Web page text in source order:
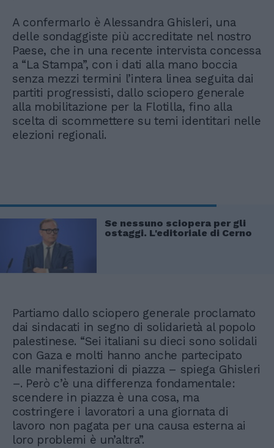
A confermarlo è Alessandra Ghisleri, una
delle sondaggiste più accreditate nel nostro
Paese, che in una recente intervista concessa
a “La Stampa”, con i dati alla mano boccia
senza mezzi termini l’intera linea seguita dai
partiti progressisti, dallo sciopero generale
alla mobilitazione per la Flotilla, fino alla
scelta di scommettere su temi identitari nelle
elezioni regionali.
Se nessuno sciopera per gli
ostaggi. L'editoriale di Cerno
Partiamo dallo sciopero generale proclamato
dai sindacati in segno di solidarietà al popolo
palestinese. “Sei italiani su dieci sono solidali
con Gaza e molti hanno anche partecipato
alle manifestazioni di piazza – spiega Ghisleri
–. Però c’è una differenza fondamentale:
scendere in piazza è una cosa, ma
costringere i lavoratori a una giornata di
lavoro non pagata per una causa esterna ai
loro problemi è un’altra”.